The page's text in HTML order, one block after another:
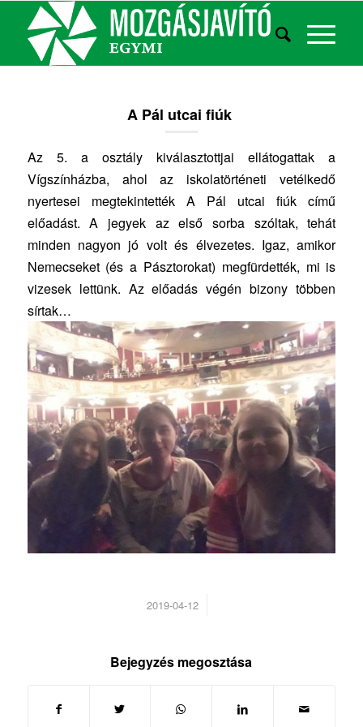
A Pál utcai fiúk
Az 5. a osztály kiválasztottjai ellátogattak a
Vígszínházba, ahol az iskolatörténeti vetélkedő
nyertesei megtekintették A Pál utcai fiúk című
előadást. A jegyek az első sorba szóltak, tehát
minden nagyon jó volt és élvezetes. Igaz, amikor
Nemecseket (és a Pásztorokat) megfürdették, mi is
vizesek lettünk. Az előadás végén bizony többen
sírtak…
2019-04-12
/
Bejegyzés megosztása